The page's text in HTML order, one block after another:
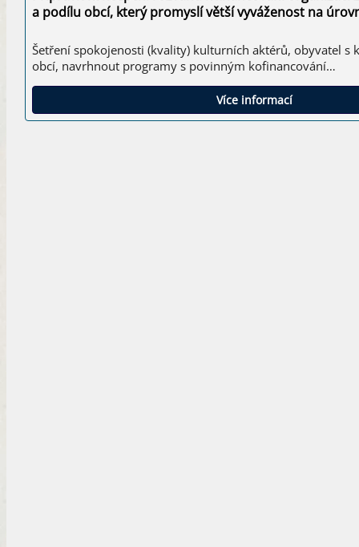
a podílu obcí, který promyslí větší vyváženost na
Šetření spokojenosti (kvality) kulturních aktérů, obyvatel s
obcí, navrhnout programy s povinným kofinancování…
Více informací